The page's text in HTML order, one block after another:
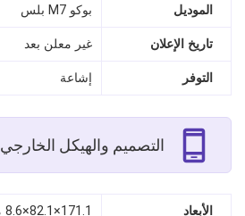
الموديل بوكو M7 بلس
تاريخ الإعلان غير معلن بعد
التوفر إشاعة
التصميم والهيكل الخارجي
الأبعاد 171.1×82.1×8.6 مم